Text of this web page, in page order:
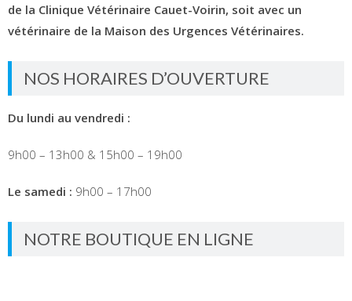
de la Clinique Vétérinaire Cauet-Voirin, soit avec un
vétérinaire de la Maison des Urgences Vétérinaires.
NOS HORAIRES D’OUVERTURE
Du lundi au vendredi :
9h00 – 13h00 & 15h00 – 19h00
Le samedi : 9h00 – 17h00
NOTRE BOUTIQUE EN LIGNE